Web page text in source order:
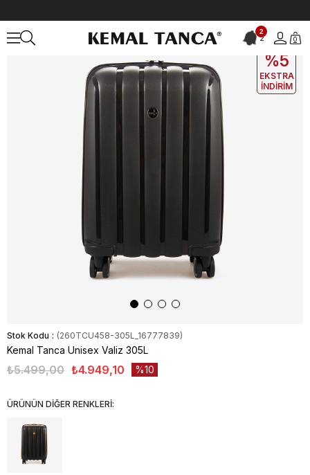
2
2 0
EKLE5
%5
EKSTRA
İNDİRİM
Stok Kodu (260TCU458-305L_16777839)
Kemal Tanca Unisex Valiz 305L
₺5.499,00 ₺4.949,10 10
ÜRÜNÜN DİĞER RENKLERİ: